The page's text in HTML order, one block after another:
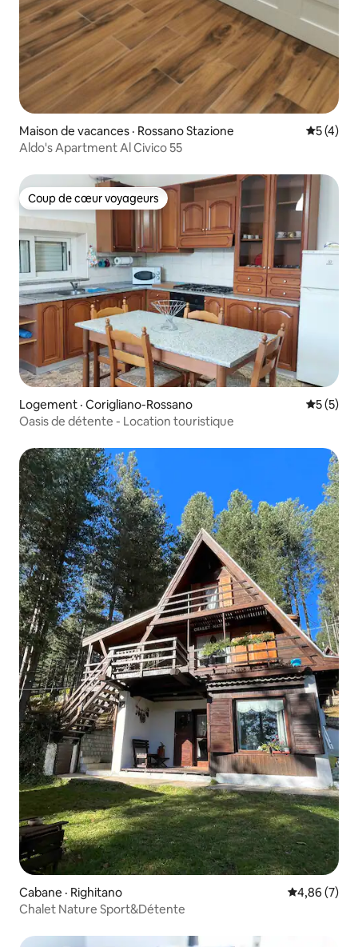
Maison de vacances · Rossano Stazione Note
5 (4)
Aldo's Apartment Al Civico 55
Coup de cœur voyageurs
Coup de cœur voyageurs
Logement · Corigliano-Rossano Note
5 (5)
Oasis de détente - Location touristique
Cabane · Righitano Note
4,86 (7)
Chalet Nature Sport&Détente